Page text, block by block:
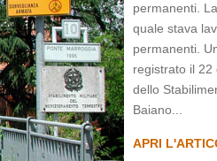
permanenti.
quale stava
permanenti.
registrato il
dello
Baiano...
APRI